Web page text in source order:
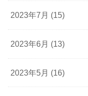
2023年7月 (15)
2023年6月 (13)
2023年5月 (16)